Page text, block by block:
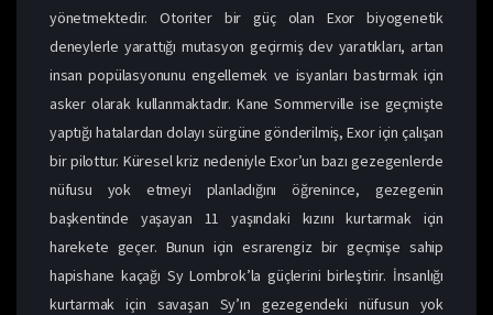
yönetmektedir. Otoriter bir güç olan Exor biyogenetik
deneylerle yarattığı mutasyon geçirmiş dev yaratıkları, artan
insan popülasyonunu engellemek ve isyanları bastırmak için
asker olarak kullanmaktadır. Kane Sommerville ise geçmişte
yaptığı hatalardan dolayı sürgüne gönderilmiş, Exor için çalışan
bir pilottur. Küresel kriz nedeniyle Exor’un bazı gezegenlerde
nüfusu yok etmeyi planladığını öğrenince, gezegenin
başkentinde yaşayan 11 yaşındaki kızını kurtarmak için
harekete geçer. Bunun için esrarengiz bir geçmişe sahip
hapishane kaçağı Sy Lombrok’la güçlerini birleştirir. İnsanlığı
kurtarmak için savaşan Sy’ın gezegendeki nüfusun yok